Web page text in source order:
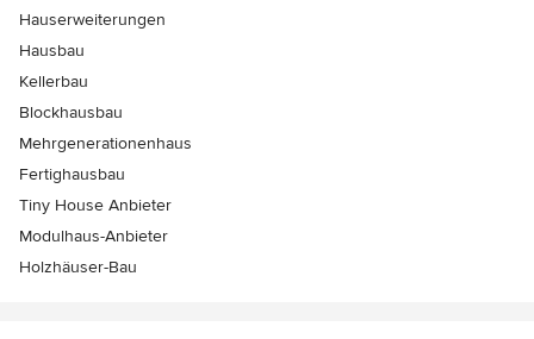
Hauserweiterungen
Hausbau
Kellerbau
Blockhausbau
Mehrgenerationenhaus
Fertighausbau
Tiny House Anbieter
Modulhaus-Anbieter
Holzhäuser-Bau